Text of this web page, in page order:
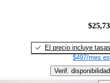
El precio incluye tasas
$497/mes
Verif. disponibilidad